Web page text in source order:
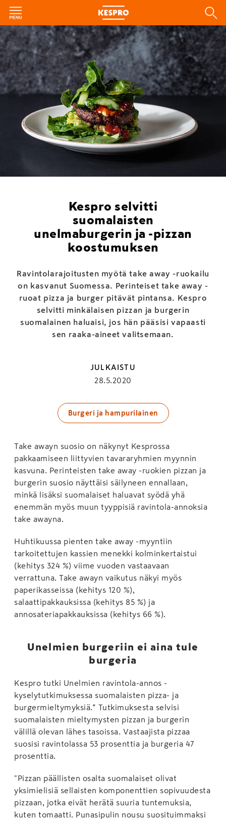
Kespro selvitti
suomalaisten
unelmaburgerin ja -pizzan
koostumuksen
Ravintolarajoitusten myötä take away -ruokailu
on kasvanut Suomessa. Perinteiset take away -
ruoat pizza ja burger pitävät pintansa. Kespro
selvitti minkälaisen pizzan ja burgerin
suomalainen haluaisi, jos hän pääsisi vapaasti
sen raaka-aineet valitsemaan.
JULKAISTU
28.5.2020
Burgeri ja hampurilainen
Take awayn suosio on näkynyt Kesprossa
pakkaamiseen liittyvien tavararyhmien myynnin
kasvuna. Perinteisten take away -ruokien pizzan ja
burgerin suosio näyttäisi säilyneen ennallaan,
minkä lisäksi suomalaiset haluavat syödä yhä
enemmän myös muun tyyppisiä ravintola-annoksia
take awayna.
Huhtikuussa pienten take away -myyntiin
tarkoitettujen kassien menekki kolminkertaistui
(kehitys 324 %) viime vuoden vastaavaan
verrattuna. Take awayn vaikutus näkyi myös
paperikasseissa (kehitys 120 %),
salaattipakkauksissa (kehitys 85 %) ja
annosateriapakkauksissa (kehitys 66 %).
Unelmien burgeriin ei aina tule
burgeria
Kespro tutki Unelmien ravintola-annos -
kyselytutkimuksessa suomalaisten pizza- ja
burgermieltymyksiä.* Tutkimuksesta selvisi
suomalaisten mieltymysten pizzan ja burgerin
välillä olevan lähes tasoissa. Vastaajista pizzaa
suosisi ravintolassa 53 prosenttia ja burgeria 47
prosenttia.
"Pizzan päällisten osalta suomalaiset olivat
yksimielisiä sellaisten komponenttien sopivuudesta
pizzaan, jotka eivät herätä suuria tuntemuksia,
kuten tomaatti. Punasipulin nousu suosituimmaksi